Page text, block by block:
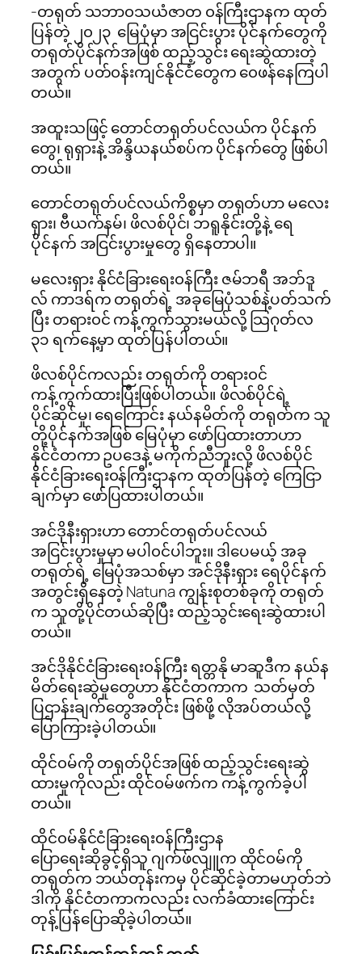
-တရုတ် သဘာ၀သယံဇာတ ၀န်ကြီးဌာနက ထုတ်
ပြန်တဲ့ ၂၀၂၃ မြေပုံမှာ အငြင်းပွား ပိုင်နက်တွေကို
တရုတ်ပိုင်နက်အဖြစ် ထည့်သွင်း ရေးဆွဲထားတဲ့
အတွက် ပတ်၀န်းကျင်နိုင်ငံတွေက ၀ေဖန်နေကြပါ
တယ်။
အထူးသဖြင့် တောင်တရုတ်ပင်လယ်က ပိုင်နက်
တွေ၊ ရုရှားနဲ့ အိန္ဒိယနယ်စပ်က ပိုင်နက်တွေ ဖြစ်ပါ
တယ်။
တောင်တရုတ်ပင်လယ်ကိစ္စမှာ တရုတ်ဟာ မလေး
ရှား၊ ဗီယက်နမ်၊ ဖိလစ်ပိုင်၊ ဘရူနိုင်းတို့နဲ့ ရေ
ပိုင်နက် အငြင်းပွားမှုတွေ ရှိနေတာပါ။
မလေးရှား နိုင်ငံခြားရေး၀န်ကြီး ဇမ်ဘရီ အဘ်ဒူ
လ် ကာဒရ်က တရုတ်ရဲ့ အခုမြေပုံသစ်နဲ့ပတ်သက်
ပြီး တရား၀င် ကန့်ကွက်သွားမယ်လို့ သြဂုတ်လ
၃၁ ရက်နေ့မှာ ထုတ်ပြန်ပါတယ်။
ဖိလစ်ပိုင်ကလည်း တရုတ်ကို တရား၀င်
ကန့်ကွက်ထားပြီးဖြစ်ပါတယ်။ ဖိလစ်ပိုင်ရဲ့
ပိုင်ဆိုင်မှု၊ ရေကြောင်း နယ်နမိတ်ကို တရုတ်က သူ
တို့ပိုင်နက်အဖြစ် မြေပုံမှာ ဖော်ပြထားတာဟာ
နိုင်ငံတကာ ဥပဒေနဲ့ မကိုက်ညီဘူးလို့ ဖိလစ်ပိုင်
နိုင်ငံခြားရေး၀န်ကြီးဌာနက ထုတ်ပြန်တဲ့ ကြေငြာ
ချက်မှာ ဖော်ပြထားပါတယ်။
အင်ဒိုနီးရှားဟာ တောင်တရုတ်ပင်လယ်
အငြင်းပွားမှုမှာ မပါ၀င်ပါဘူး။ ဒါပေမယ့် အခု
တရုတ်ရဲ့ မြေပုံအသစ်မှာ အင်ဒိုနီးရှား ရေပိုင်နက်
အတွင်းရှိနေတဲ့ Natuna ကျွန်းစုတစ်ခုကို တရုတ်
က သူတို့ပိုင်တယ်ဆိုပြီး ထည့်သွင်းရေးဆွဲထားပါ
တယ်။
အင်ဒိုနိုင်ငံခြားရေး၀န်ကြီး ရတ္တနို မာဆူဒီက နယ်န
မိတ်ရေးဆွဲမှုတွေဟာ နိုင်ငံတကာက သတ်မှတ်
ပြဌာန်းချက်တွေအတိုင်း ဖြစ်ဖို့ လိုအပ်တယ်လို့
ပြောကြားခဲ့ပါတယ်။
ထိုင်၀မ်ကို တရုတ်ပိုင်အဖြစ် ထည့်သွင်းရေးဆွဲ
ထားမှုကိုလည်း ထိုင်၀မ်ဖက်က ကန့်ကွက်ခဲ့ပါ
တယ်။
ထိုင်၀မ်နိုင်ငံခြားရေး၀န်ကြီးဌာန
ပြောရေးဆိုခွင့်ရှိသူ ဂျက်ဖ်လျူက ထိုင်၀မ်ကို
တရုတ်က ဘယ်တုန်းကမှ ပိုင်ဆိုင်ခဲ့တာမဟုတ်ဘဲ
ဒါကို နိုင်ငံတကာကလည်း လက်ခံထားကြောင်း
တုန့်ပြန်ပြောဆိုခဲ့ပါတယ်။